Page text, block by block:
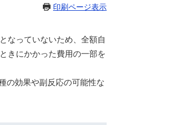
印刷ページ表示
なっていないため、全額自
きにかかった費用の一部を
の効果や副反応の可能性な